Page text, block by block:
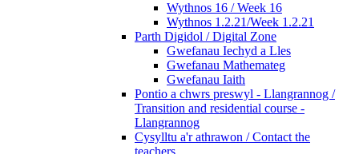
Wythnos 16 / Week 16
Wythnos 1.2.21/Week 1.2.21
Parth Digidol / Digital Zone
Gwefanau Iechyd a Lles
Gwefanau Mathemateg
Gwefanau Iaith
Pontio a chwrs preswyl - Llangrannog /
Transition and residential course -
Llangrannog
Cysylltu a'r athrawon / Contact the
teachers